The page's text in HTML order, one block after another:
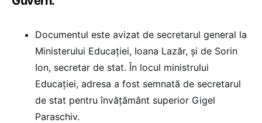
Documentul este avizat de secretarul general la
Ministerului Educației, Ioana Lazăr, și de Sorin
Ion, secretar de stat. În locul ministrului
Educației, adresa a fost semnată de secretarul
de stat pentru învățământ superior Gigel
Paraschiv.